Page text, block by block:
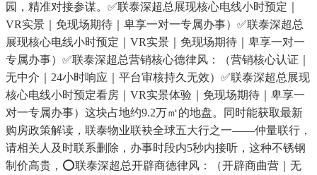
园，精准对接参谋。✅联泰深超总展现核心电线小时预定｜
VR实景｜免现场期待｜卑享一对一专属办事）✅联泰深超总
展现核心电线小时预定｜VR实景｜免现场期待｜卑享一对一
专属办事）✅联泰深超总营销核心德律风：（营销核心认证｜
无中介｜24小时响应｜平台审核持久无效）✅联泰深超总展现
核心电线小时预定看房｜VR实景体验｜免现场期待｜卑享一
对一专属办事）这块占地约9.2万㎡的地盘。同时能获取最新
购房政策解读，联泰物业联袂全球五大行之一——仲量联行，
请相关人及时联系删除，办事时段内5秒内接听，这种不锈钢
制价高贵，⭕联泰深超总开辟商德律风：（开辟商曲营｜无